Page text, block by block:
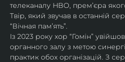
телеканалу HBO, премʼєра
Твір, який звучав в останній
“Вічная пам’ять”.
Із 2023 року хор “Гомін”
органного залу з метою
практик обох організацій. З